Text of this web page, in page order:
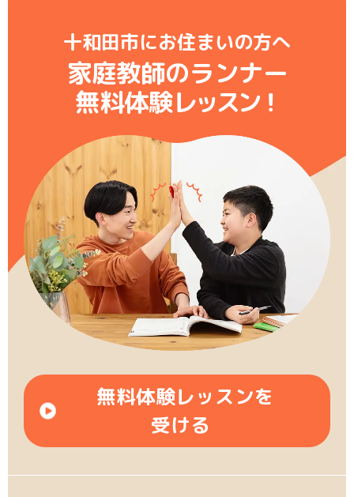
十和田市にお住まいの方へ
家庭教師のランナー
無料体験レッスン！
無料体験レッスンを
受ける